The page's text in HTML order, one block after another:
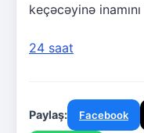
keçəcəyinə
24 saat
Paylaş: Facebook